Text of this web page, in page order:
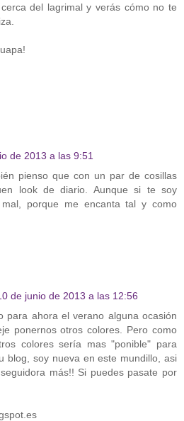
del lagrimal y verás cómo no te
de 2013 a las 9:51
pienso que con un par de cosillas
look de diario. Aunque si te soy
porque me encanta tal y como
de junio de 2013 a las 12:56
para ahora el verano alguna ocasión
ponernos otros colores. Pero como
colores sería mas "ponible" para
blog, soy nueva en este mundillo, asi
más!! Si puedes pasate por